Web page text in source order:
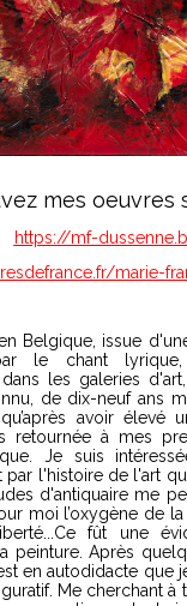
mes oeuvres
https://mf-
marie-
Belgique, issue
le chant
dans les galeries
de dix-neuf ans
avoir élevé
retournée à mes
Je suis
par l'histoire de l'art
d'antiquaire me
moi l’oxygène de
fût une
peinture. Après
en autodidacte que
Me cherchant à